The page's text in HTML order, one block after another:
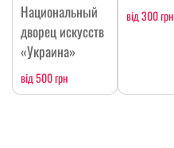
Национальный
дворец искусств
«Украина»
від 500 грн
від 300 грн